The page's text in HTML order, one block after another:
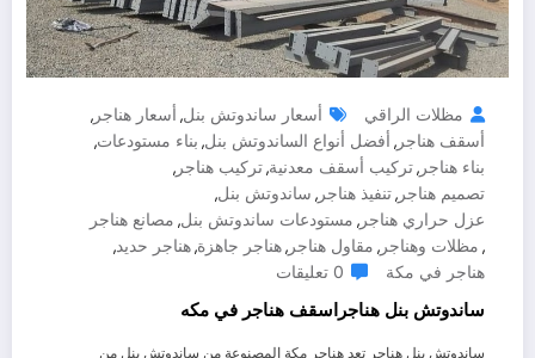
مظلات الراقي أسعار ساندوتش بنل, أسعار هناجر ,
أسقف هناجر , أفضل أنواع الساندوتش بنل, بناء مستودعات,
بناء هناجر ,تركيب أسقف معدنية,تركيب هناجر ,
تصميم هناجر ,تنفيذ هناجر , ساندوتش بنل,
عزل حراري هناجر , مستودعات ساندوتش بنل, مصانع هناجر
, مظلات وهناجر , مقاول هناجر ,هناجر جاهزة,هناجر حديد,
هناجر في مكة
0 تعليقات
ساندوتش بنل هناجراسقف هناجر في مكه
ساندوتش بنل هناجر تعد هناجر مكة المصنوعة من ساندوتش بنل من